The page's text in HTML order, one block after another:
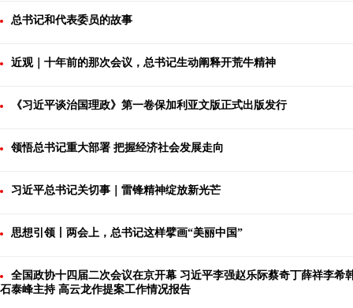
总书记和代表委员的故事
近观｜十年前的那次会议，总书记生动阐释开荒牛精神
《习近平谈治国理政》第一卷保加利亚文版正式出版发行
领悟总书记重大部署 把握经济社会发展走向
习近平总书记关切事｜雷锋精神绽放新光芒
思想引领丨两会上，总书记这样擘画“美丽中国”
全国政协十四届二次会议在京开幕 习近平李强赵乐际蔡奇丁薛祥李希
石泰峰主持 高云龙作提案工作情况报告